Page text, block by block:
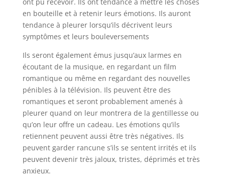
en bouteille et à retenir leurs émotions. Ils auront
tendance à pleurer lorsqu’ils décrivent leurs
symptômes et leurs bouleversements
Ils seront également émus jusqu’aux larmes en
écoutant de la musique, en regardant un film
romantique ou même en regardant des nouvelles
pénibles à la télévision. Ils peuvent être des
romantiques et seront probablement amenés à
pleurer quand on leur montrera de la gentillesse ou
qu’on leur offre un cadeau. Les émotions qu’ils
retiennent peuvent aussi être très négatives. Ils
peuvent garder rancune s’ils se sentent irrités et ils
peuvent devenir très jaloux, tristes, déprimés et très
anxieux.